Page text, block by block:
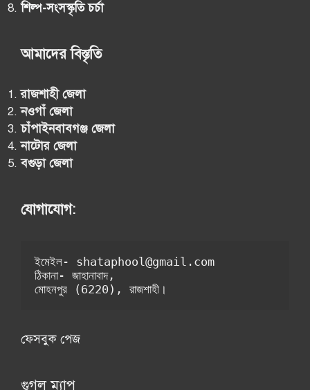
শিল্প-সংসস্কৃতি চর্চা
আমাদের বিস্তৃতি
রাজশাহী জেলা
নওগাঁ জেলা
চাঁপাইনবাবগঞ্জ জেলা
নাটোর জেলা
বগুড়া জেলা
যোগাযোগ:
ইমেইল- shataphool@gmail.com
ঠিকানা- জাহানাবাদ,
মোহনপুর (6220), রাজশাহী।
ফেসবুক পেজ
গুগল ম্যাপ